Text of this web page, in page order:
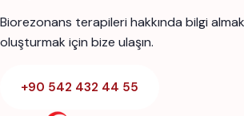
Biorezonans terapileri hakkında bilgi
oluşturmak için bize ulaşın.
+90 542 432 44 55